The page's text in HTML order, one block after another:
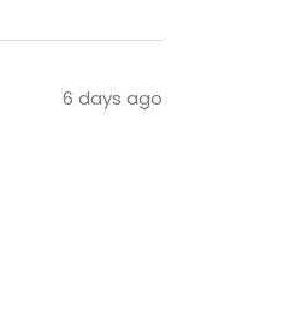
6 days ago